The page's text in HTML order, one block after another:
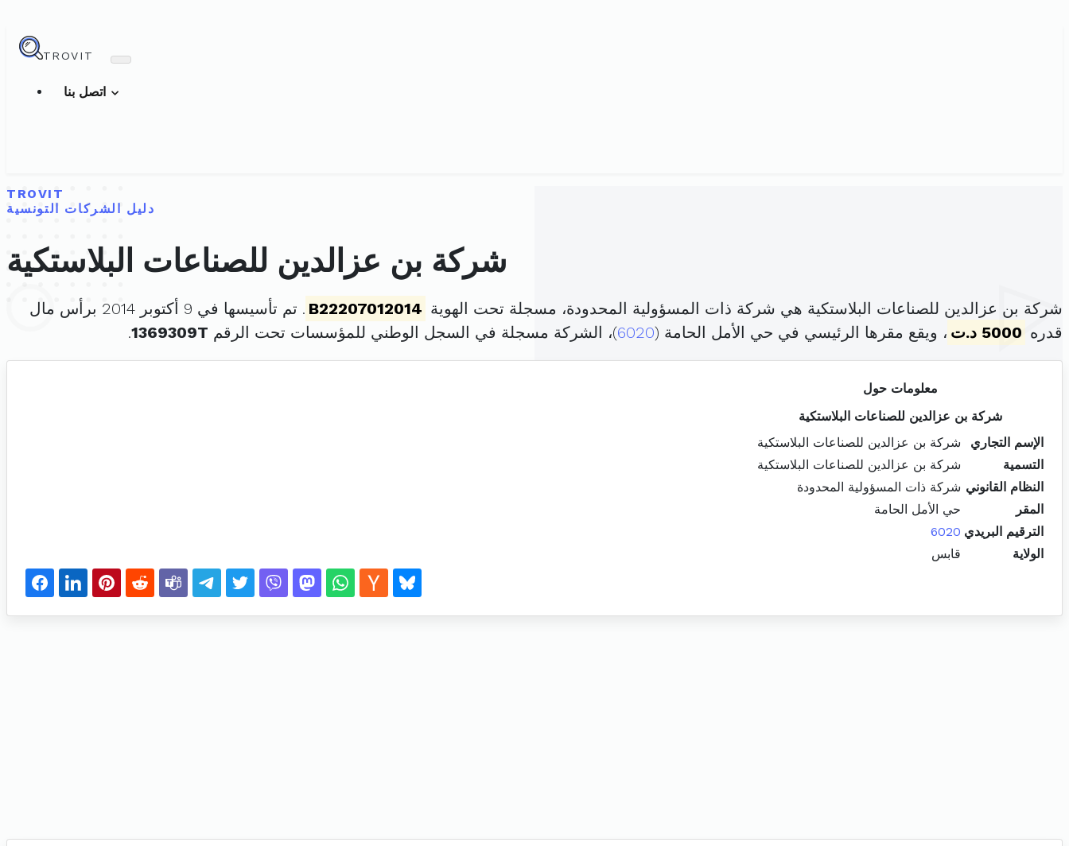
TROVIT
TROVIT
دليل الشركات التونسية
شركة بن عزالدين للصناعات البلاستكية
شركة بن عزالدين للصناعات البلاستكية هي شركة ذات المسؤولية المحدودة، مسجلة تحت الهوية B22207012014
. تم تأسيسها في 9 أكتوبر 2014 برأس مال
قدره 5000 د.ت ، ويقع مقرها الرئيسي في حي الأمل الحامة (6020)، الشركة مسجلة في السجل الوطني للمؤسسات تحت الرقم 1369309T
.
معلومات حول
شركة بن عزالدين للصناعات البلاستكية
الإسم التجاري
شركة بن عزالدين للصناعات البلاستكية
التسمية
شركة بن عزالدين للصناعات البلاستكية
النظام القانوني شركة ذات المسؤولية المحدودة
المقر
حي الأمل الحامة
الترقيم البريدي 6020
الولاية
قابس